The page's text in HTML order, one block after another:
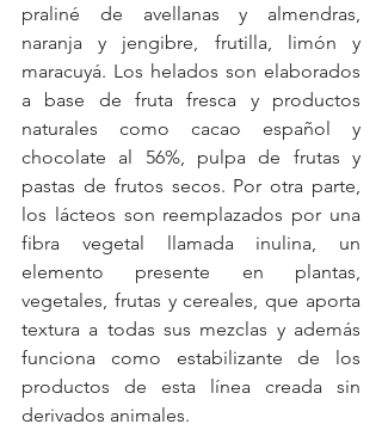
praliné de avellanas y almendras,
naranja y jengibre, frutilla, limón y
maracuyá. Los helados son elaborados
a base de fruta fresca y productos
naturales como cacao español y
chocolate al 56%, pulpa de frutas y
pastas de frutos secos. Por otra parte,
los lácteos son reemplazados por una
fibra vegetal llamada inulina, un
elemento presente en plantas,
vegetales, frutas y cereales, que aporta
textura a todas sus mezclas y además
funciona como estabilizante de los
productos de esta línea creada sin
derivados animales.